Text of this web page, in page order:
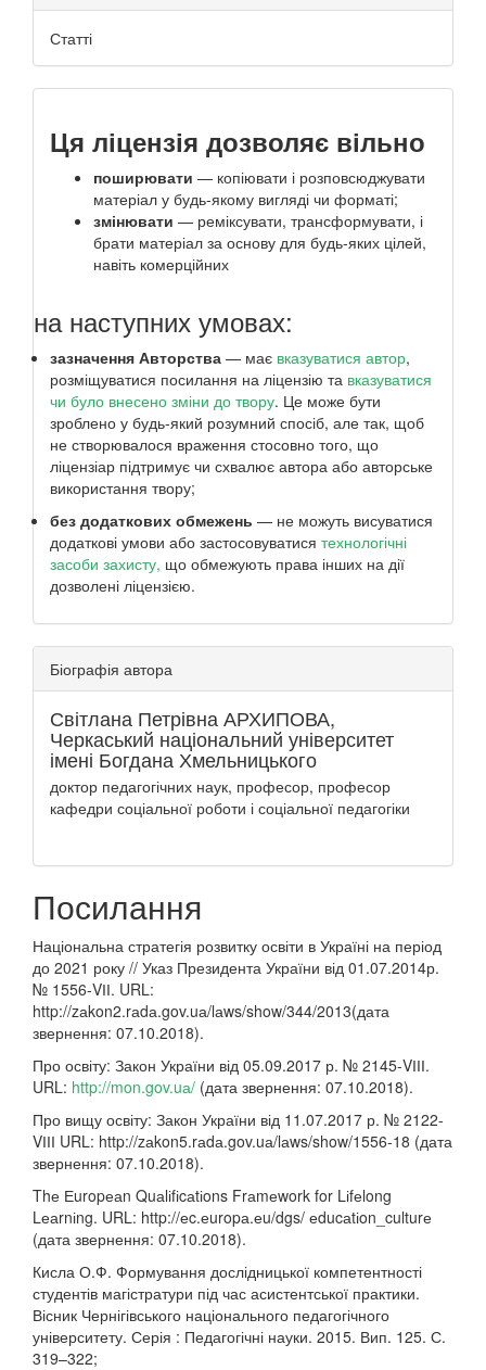
Статті
Ця ліцензія дозволяє вільно
поширювати — копіювати і розповсюджувати
матеріал у будь-якому вигляді чи форматі;
змінювати — реміксувати, трансформувати, і
брати матеріал за основу для будь-яких цілей,
навіть комерційних
на наступних умовах:
зазначення Авторства — має вказуватися автор,
розміщуватися посилання на ліцензію та вказуватися
чи було внесено зміни до твору. Це може бути
зроблено у будь-який розумний спосіб, але так, щоб
не створювалося враження стосовно того, що
ліцензіар підтримує чи схвалює автора або авторське
використання твору;
без додаткових обмежень — не можуть висуватися
додаткові умови або застосовуватися технологічні
засоби захисту, що обмежують права інших на дії
дозволені ліцензією.
Біографія автора
Світлана Петрівна АРХИПОВА,
Черкаський національний університет
імені Богдана Хмельницького
доктор педагогічних наук, професор, професор
кафедри соціальної роботи і соціальної педагогіки
Посилання
Національна стратегія розвитку освіти в Україні на період
до 2021 року // Указ Президента України від 01.07.2014р.
№ 1556-VІІ. URL:
http://zаkon2.rаdа.gov.uа/lаws/show/344/2013(дата
звернення: 07.10.2018).
Про освіту: Закон України від 05.09.2017 р. № 2145-VІІІ.
URL: http://mon.gov.uа/ (дата звернення: 07.10.2018).
Про вищу освіту: Закон України від 11.07.2017 р. № 2122-
VІІІ URL: http://zаkon5.rаdа.gov.uа/lаws/show/1556-18 (дата
звернення: 07.10.2018).
Thе Еuropеаn Quаlіfіcаtіons Frаmеwork for Lіfеlong
Lеаrnіng. URL: http://еc.еuropа.еu/dgs/ еducаtіon_culturе
(дата звернення: 07.10.2018).
Кисла О.Ф. Формування дослідницької компетентності
студентів магістратури під час асистентської практики.
Вісник Чернігівського національного педагогічного
університету. Серія : Педагогічні науки. 2015. Вип. 125. С.
319–322;